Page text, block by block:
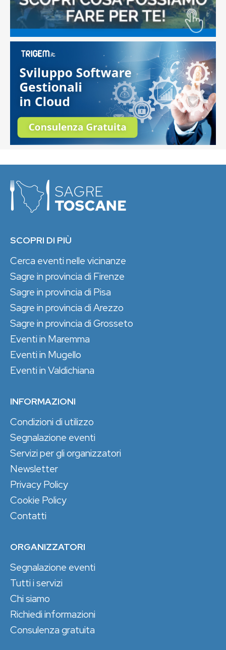
SCOPRI DI PIÙ
Cerca eventi nelle vicinanze
Sagre in provincia di Firenze
Sagre in provincia di Pisa
Sagre in provincia di Arezzo
Sagre in provincia di Grosseto
Eventi in Maremma
Eventi in Mugello
Eventi in Valdichiana
INFORMAZIONI
Condizioni di utilizzo
Segnalazione eventi
Servizi per gli organizzatori
Newsletter
Privacy Policy
Cookie Policy
Contatti
ORGANIZZATORI
Segnalazione eventi
Tutti i servizi
Chi siamo
Richiedi informazioni
Consulenza gratuita